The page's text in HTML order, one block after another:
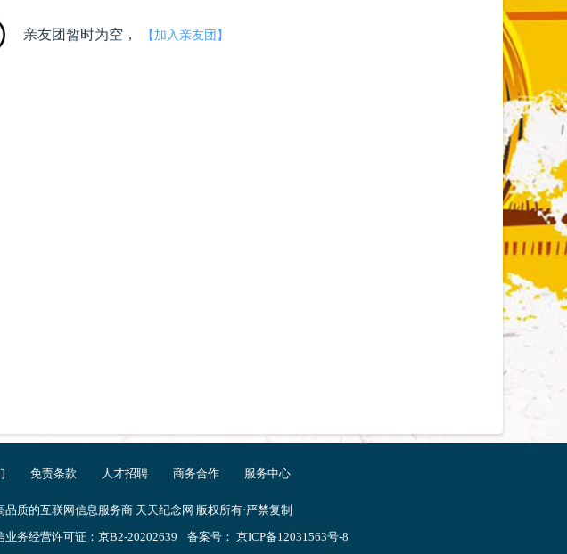
亲友团暂时为空， 【加入亲友团】
免责条款 人才招聘 商务合作 服务中心
品质的互联网信息服务商 天天纪念网 版权所有·严禁复制
业务经营许可证：京B2-20202639
备案号： 京ICP备12031563号-8